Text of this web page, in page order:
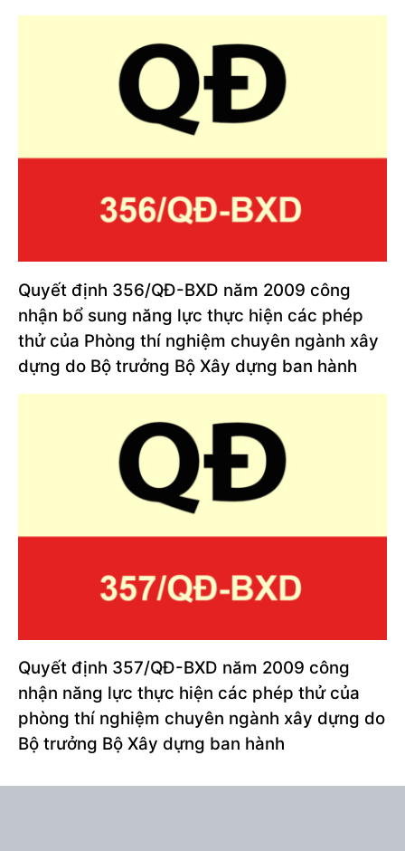
Quyết định 356/QĐ-BXD năm 2009 công
nhận bổ sung năng lực thực hiện các phép
thử của Phòng thí nghiệm chuyên ngành xây
dựng do Bộ trưởng Bộ Xây dựng ban hành
Quyết định 357/QĐ-BXD năm 2009 công
nhận năng lực thực hiện các phép thử của
phòng thí nghiệm chuyên ngành xây dựng do
Bộ trưởng Bộ Xây dựng ban hành